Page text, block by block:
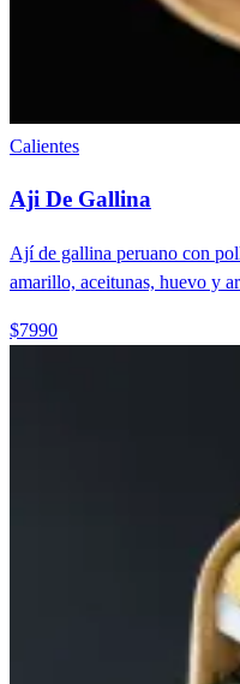
Calientes
Aji De Gallina
Ají de gallina peruano con
amarillo, aceitunas, huevo y
$7990